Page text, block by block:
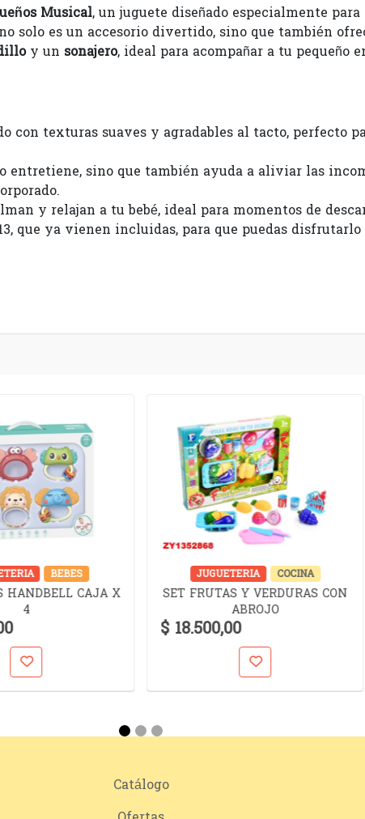
Musical, un juguete diseñado especialmente
solo es un accesorio divertido, sino que también
y un sonajero, ideal para acompañar a tu pequeño
con texturas suaves y agradables al tacto, perfecto
entretiene, sino que también ayuda a aliviar las
y relajan a tu bebé, ideal para momentos de
que ya vienen incluidas, para que puedas disfrutarlo
BEBES
HANDBELL CAJA X
4
JUGUETERIA COCINA
SET FRUTAS Y VERDURAS CON
ABROJO
$ 18.500,00
Catálogo